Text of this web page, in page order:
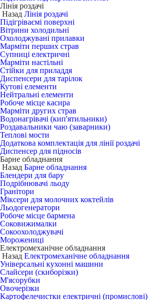
Лінія роздачі
Назад Лінія роздачі
Підігріваємі поверхні
Вітрини холодильні
Охолоджувані прилавки
Марміти перших страв
Супниці електричні
Марміти настільні
Стійки для приладдя
Диспенсери для тарілок
Кутові елементи
Нейтральні елементи
Робоче місце касира
Марміти других страв
Водонагрівачі (кип'ятильники)
Роздавальники чаю (заварники)
Теплові мости
Додаткова комплектація для лінії роздачі
Диспенсер для підносів
Барне обладнання
Назад Барне обладнання
Блендери для бару
Подрібнювачі льоду
Гранітори
Міксери для молочних коктейлів
Льодогенератори
Робоче місце бармена
Соковижималки
Сокоохолоджувачі
Морожениці
Електромеханічне обладнання
Назад Електромеханічне обладнання
Універсальні кухонні машини
Слайсери (скиборізки)
М'ясорубки
Овочерізки
Картофелечистки електричні (промислові)